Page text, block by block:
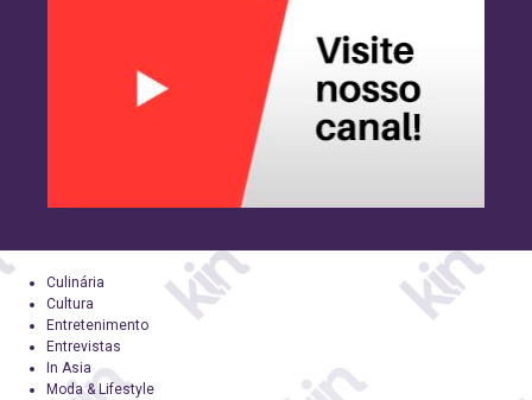
Culinária
Cultura
Entretenimento
Entrevistas
In Asia
Moda & Lifestyle